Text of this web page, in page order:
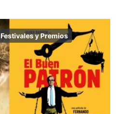
Festivales y Premios